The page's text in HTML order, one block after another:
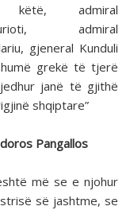
admiral
admiral
gjeneral Kunduli
grekë të tjerë
janë të gjithë
shqiptare”
Pangallos
më se e njohur
së jashtme, se